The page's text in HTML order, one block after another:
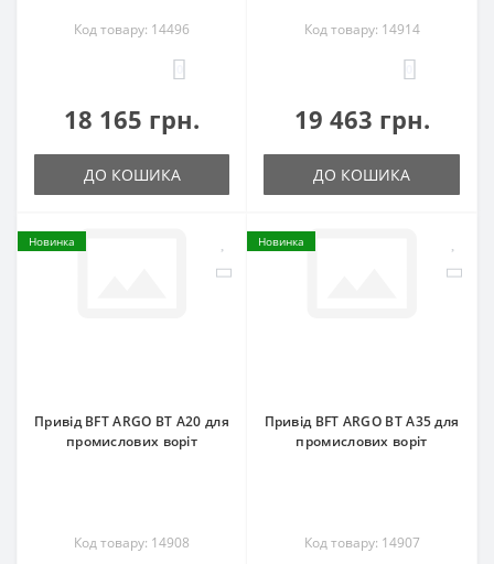
Код товару: 14496
18 165 грн.
ДО КОШИКА
Код товару: 14914
19 463 грн.
ДО КОШИКА
Новинка
Привід BFT ARGO BT A20 для
промислових воріт
Код товару: 14908
Новинка
Привід BFT ARGO BT A35 для
промислових воріт
Код товару: 14907